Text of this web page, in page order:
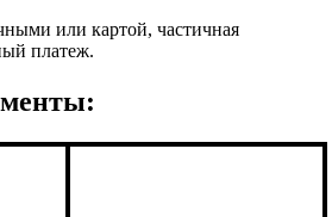
или картой, частичная
платеж.